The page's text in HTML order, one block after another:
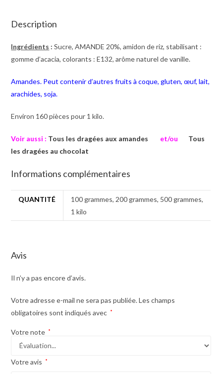
Description
Ingrédients :Sucre, AMANDE 20%, amidon de riz, stabilisant :
gomme d’acacia, colorants : E132, arôme naturel de vanille.
Amandes. Peut contenir d’autres fruits à coque, gluten, œuf, lait,
arachides, soja.
Environ 160 pièces pour 1 kilo.
Voir aussi : Tous les dragées aux amandes et/ou Tous
les dragées au chocolat
Informations complémentaires
QUANTITÉ
100 grammes, 200 grammes, 500 grammes,
1 kilo
Avis
Il n’y a pas encore d’avis.
Votre adresse e-mail ne sera pas publiée. Les champs
obligatoires sont indiqués avec *
Votre note *
Votre avis *